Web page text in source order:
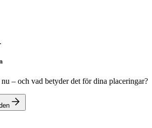
– och vad betyder det för dina placeringar?